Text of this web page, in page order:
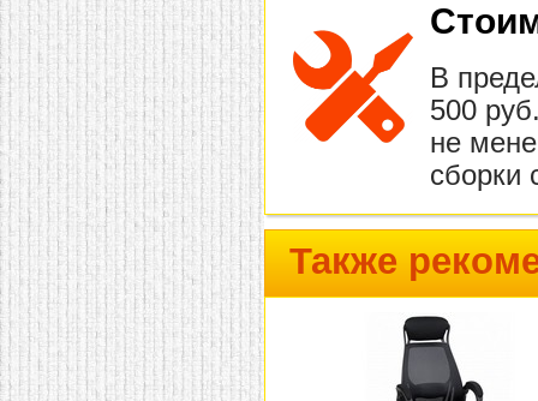
В
500
не
сборки
Также